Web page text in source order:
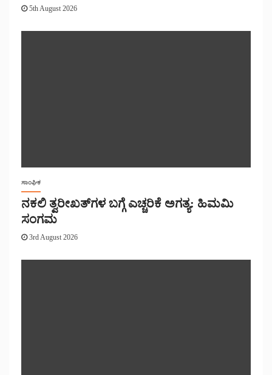
5th August 2026
ಸಾಂಘಿಕ
ನಕಲಿ ತ್ವರೀಖತ್‌ಗಳ ಬಗ್ಗೆ ಎಚ್ಚರಿಕೆ ಅಗತ್ಯ: ಹಿಮಮಿ
ಸಂಗಮ
3rd August 2026